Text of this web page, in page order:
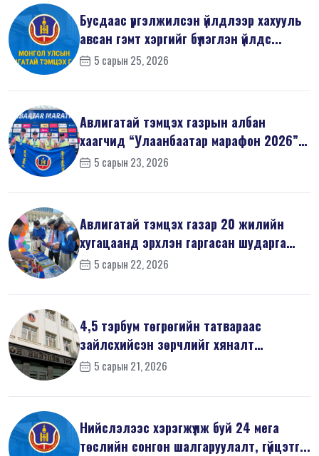
Бусдаас үргэлжилсэн үйлдлээр хахууль
авсан гэмт хэргийг бүлэглэн үйлдс...
5 сарын 25, 2026
Авлигатай тэмцэх газрын албан
хаагчид “Улаанбаатар марафон 2026”-
д оро...
5 сарын 23, 2026
Авлигатай тэмцэх газар 20 жилийн
хугацаанд эрхлэн гаргасан шударга
ёсн...5 сарын 22, 2026
4,5 тэрбум төгрөгийн татвараас
зайлсхийсэн зөрчлийг хяналт
шалгалтаар ...
5 сарын 21, 2026
Нийслэлээс хэрэгжүүлж буй 24 мега
төслийн сонгон шалгаруулалт, гүйцэтг...